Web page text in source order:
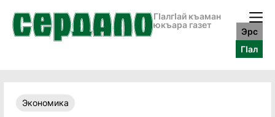
ГӀалгӀай къаман
юкъара газет
Эрс
ГӀал
Экономика